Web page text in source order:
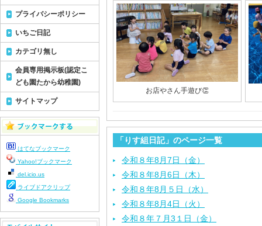
お店やさん手遊び👏
「りす組日記」のページ一覧
令和８年8月7日（金）
令和８年8月6日（木）
令和８年8月５日（水）
令和８年8月4日（火）
令和８年７月3１日（金）
プライバシーポリシー
いちご日記
カテゴリ無し
会員専用掲示板(認定こ
ども園たから幼稚園)
サイトマップ
はてなブックマーク
Yahoo!ブックマーク
del.icio.us
ライブドアクリップ
Google Bookmarks